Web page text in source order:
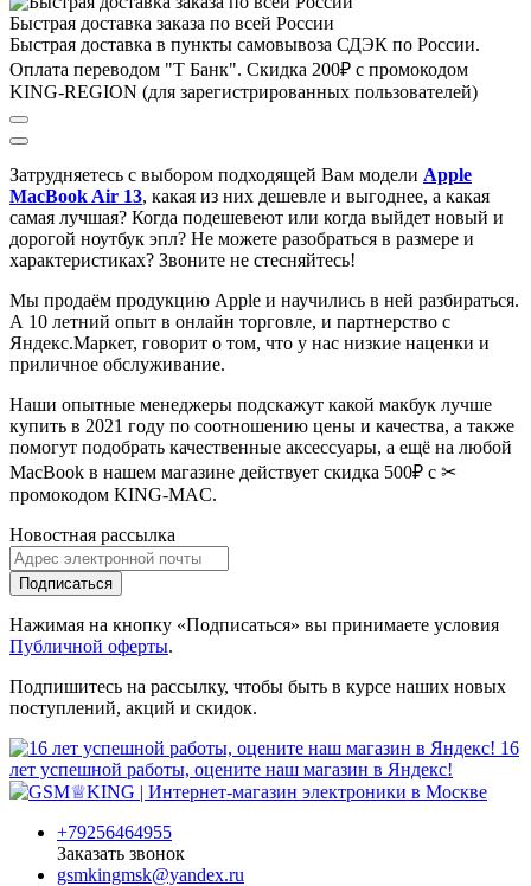
Быстрая доставка заказа по всей России
Быстрая доставка в пункты самовывоза СДЭК по России.
Оплата переводом "Т Банк". Скидка 200₽ с промокодом
KING-REGION (для зарегистрированных пользователей)
Затрудняетесь с выбором подходящей Вам модели Apple
MacBook Air 13, какая из них дешевле и выгоднее, а какая
самая лучшая? Когда подешевеют или когда выйдет новый и
дорогой ноутбук эпл? Не можете разобраться в размере и
характеристиках? Звоните не стесняйтесь!
Мы продаём продукцию Apple и научились в ней разбираться.
А 10 летний опыт в онлайн торговле, и партнерство с
Яндекс.Маркет, говорит о том, что у нас низкие наценки и
приличное обслуживание.
Наши опытные менеджеры подскажут какой макбук лучше
купить в 2021 году по соотношению цены и качества, а также
помогут подобрать качественные аксессуары, а ещё на любой
MacBook в нашем магазине действует скидка 500₽ с ✂
промокодом KING-MAC.
Новостная рассылка
Подписаться
Нажимая на кнопку «Подписаться» вы принимаете условия
Публичной оферты.
Подпишитесь на рассылку, чтобы быть в курсе наших новых
поступлений, акций и скидок.
16
лет успешной работы, оцените наш магазин в Яндекс!
+79256464955
Заказать звонок
gsmkingmsk@yandex.ru